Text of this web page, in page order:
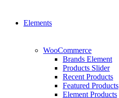
Elements
WooCommerce
Brands Element
Products Slider
Recent Products
Featured Products
Element Products